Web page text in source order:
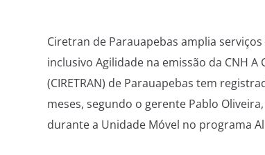
Ciretran de Parauapebas amplia
inclusivo Agilidade na emissão da CNH
(CIRETRAN) de Parauapebas tem
meses, segundo o gerente Pablo
durante a Unidade Móvel no programa